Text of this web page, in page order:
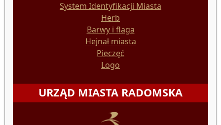
System Identyfikacji Miasta
Herb
Barwy i flaga
Hejnał miasta
Pieczęć
Logo
URZĄD MIASTA RADOMSKA